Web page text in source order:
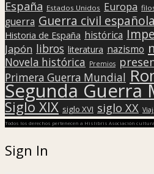
España Estados Unidos Europa
guerra Guerra civil española
Historia de España histórica
Japón libros literatura nazismo
Novela histórica Premios
Primera Guerra Mundial
Segunda Guerra
Siglo XIX siglo XVI siglo XX
Todos los derechos pertenecen a Hislibris Asociación
Sign In